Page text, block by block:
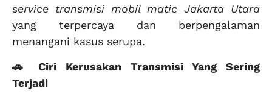
service transmisi mobil matic Jakarta Utara
yang terpercaya dan berpengalaman
menangani kasus serupa.
🚗 Ciri Kerusakan Transmisi Yang Sering
Terjadi